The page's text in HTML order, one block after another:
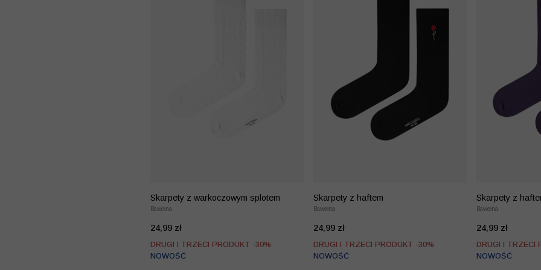
Skarpety z warkoczowym splotem
Bawełna
24,99 zł
DRUGI I TRZECI PRODUKT -30%
NOWOŚĆ
Skarpety z haftem
Bawełna
24,99 zł
DRUGI I TRZECI PRODUKT -30%
NOWOŚĆ
Skarpety z
Bawełna
24,99 zł
DRUGI I TRZECI
NOWOŚĆ